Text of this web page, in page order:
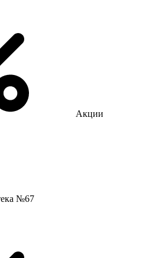
Акции
№67